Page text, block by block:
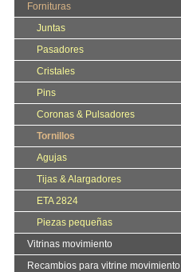
Fornituras
Juntas
Pasadores
Cristales
Pins
Coronas & Pulsadores
Tornillos
Agujas
Tijas & Alargadores
ETA 2824
Piezas pequeñas
Vitrinas movimiento
Recambios para vitrine movimiento